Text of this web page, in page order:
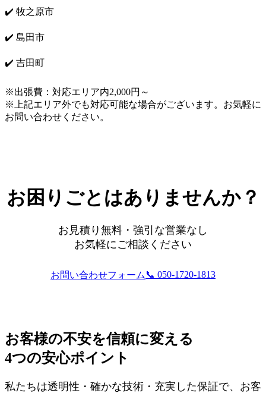
✔️ 牧之原市
✔️ 島田市
✔️ 吉田町
※出張費：対応エリア内2,000円～
※上記エリア外でも対応可能な場合がございます。お気軽に
お問い合わせください。
お困りごとはありませんか？
お見積り無料・強引な営業なし
お気軽にご相談ください
お問い合わせフォーム 📞 050-1720-1813
お客様の不安を信頼に変える
4つの安心ポイント
私たちは透明性・確かな技術・充実した保証で、お客